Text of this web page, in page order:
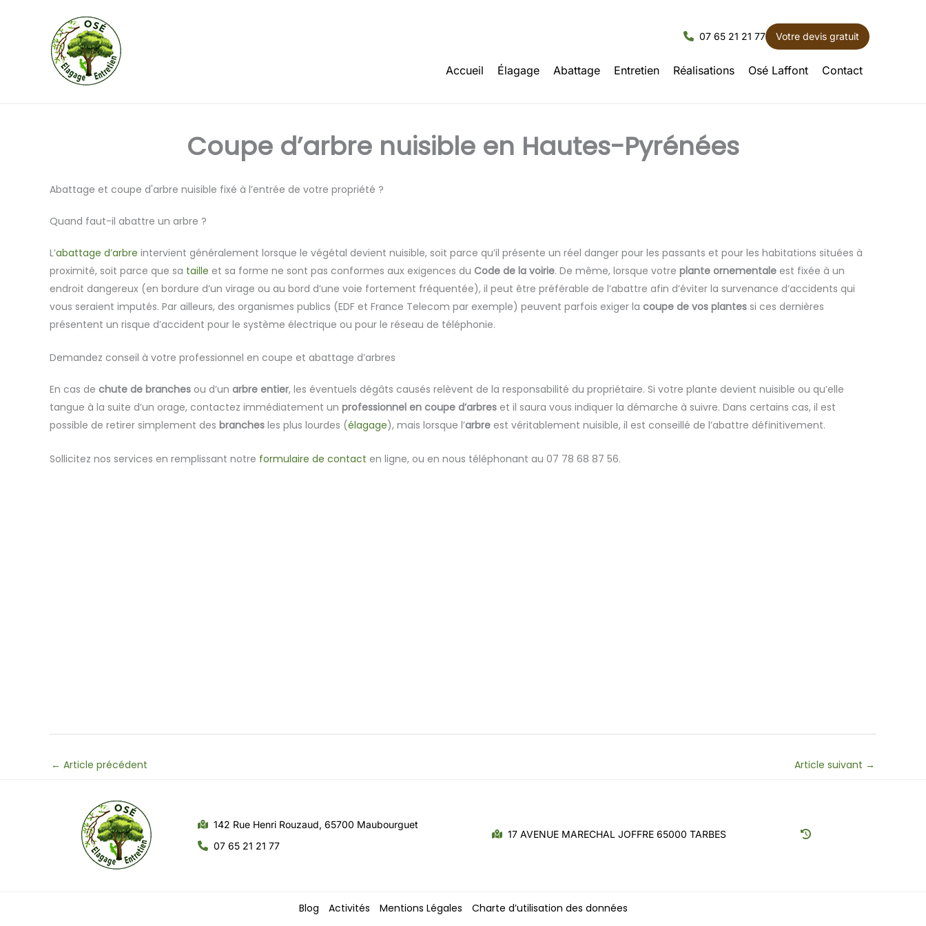
Accueil
Élagage Abattage Entretien Réalisations Osé Laffont Contact
07 65 21 21 77 Votre devis gratuit
Coupe d’arbre nuisible en Hautes-Pyrénées
Abattage et coupe d'arbre nuisible fixé à l’entrée de votre propriété ?
Quand faut-il abattre un arbre ?
L’abattage d’arbre intervient généralement lorsque le végétal devient nuisible, soit parce qu’il présente un réel danger pour les passants et pour les habitations situées à
proximité, soit parce que sa taille et sa forme ne sont pas conformes aux exigences du Code de la voirie. De même, lorsque votre plante ornementale est fixée à un
endroit dangereux (en bordure d’un virage ou au bord d’une voie fortement fréquentée), il peut être préférable de l’abattre afin d’éviter la survenance d’accidents qui
vous seraient imputés. Par ailleurs, des organismes publics (EDF et France Telecom par exemple) peuvent parfois exiger la coupe de vos plantes si ces dernières
présentent un risque d’accident pour le système électrique ou pour le réseau de téléphonie.
Demandez conseil à votre professionnel en coupe et abattage d’arbres
En cas de chute de branches ou d’un arbre entier, les éventuels dégâts causés relèvent de la responsabilité du propriétaire. Si votre plante devient nuisible ou qu’elle
tangue à la suite d’un orage, contactez immédiatement un professionnel en coupe d’arbres et il saura vous indiquer la démarche à suivre. Dans certains cas, il est
possible de retirer simplement des branches les plus lourdes (élagage), mais lorsque l’arbre est véritablement nuisible, il est conseillé de l’abattre définitivement.
Sollicitez nos services en remplissant notre formulaire de contact en ligne, ou en nous téléphonant au 07 78 68 87 56.
← Article précédent Article suivant →
142 Rue Henri Rouzaud, 65700 Maubourguet
07 65 21 21 77
17 AVENUE MARECHAL JOFFRE 65000 TARBES
Blog Activités Mentions Légales
Charte d’utilisation des données